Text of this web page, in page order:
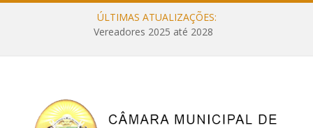
ÚLTIMAS ATUALIZAÇÕES:
Vereadores 2025 até 2028